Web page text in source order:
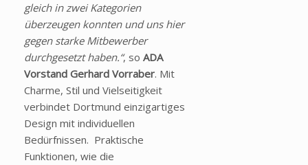
gleich in zwei Kategorien
überzeugen konnten und uns hier
gegen starke Mitbewerber
durchgesetzt haben.“, so ADA
Vorstand Gerhard Vorraber. Mit
Charme, Stil und Vielseitigkeit
verbindet Dortmund einzigartiges
Design mit individuellen
Bedürfnissen. Praktische
Funktionen, wie die